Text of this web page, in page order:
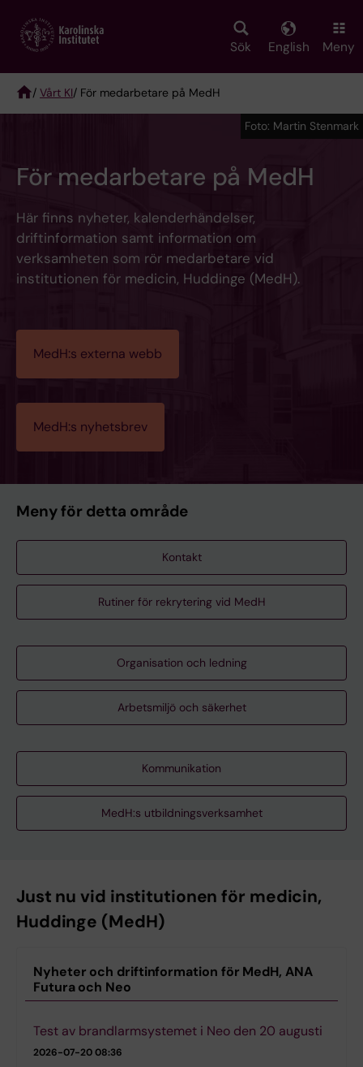
main
Sök English Meny
Breadcrumb
/ Vårt KI/ För medarbetare på MedH
För medarbetare på MedH
Här finns nyheter, kalenderhändelser,
driftinformation samt information om
verksamheten som rör medarbetare vid
institutionen för medicin, Huddinge (MedH).
MedH:s externa webb
MedH:s nyhetsbrev
Foto: Martin Stenmark
Meny för detta område
Kontakt
Rutiner för rekrytering vid MedH
Organisation och ledning
Arbetsmiljö och säkerhet
Kommunikation
MedH:s utbildningsverksamhet
Just nu vid institutionen för medicin,
Huddinge (MedH)
Nyheter och driftinformation för MedH, ANA
Futura och Neo
Test av brandlarmsystemet i Neo den 20 augusti
2026-07-20 08:36